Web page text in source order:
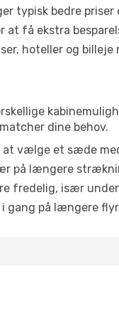
typisk bedre priser
få ekstra
hoteller og
dine behov.
vælge et sæde
på længere
fredelig, især
gang på længere